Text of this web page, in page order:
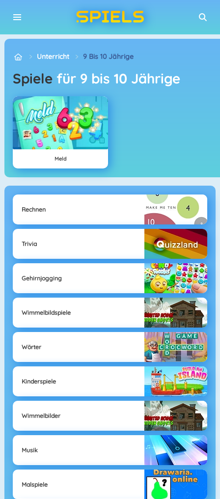
Unterricht 9 Bis 10 Jährige
Spiele für 9 bis 10 Jährige
Meld
Rechnen
Trivia
Gehirnjogging
Wimmelbildspiele
Wörter
Kinderspiele
Wimmelbilder
Musik
Malspiele